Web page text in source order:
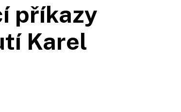
příkazy
Karel